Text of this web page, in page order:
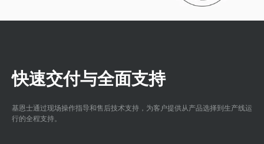
快速交付与全面支持
基恩士通过现场操作指导和售后技术支持，为客户提供从产品选择到生产线运
行的全程支持。